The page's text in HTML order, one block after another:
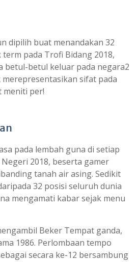
dipilih buat menandakan 32
pada Trofi Bidang 2018,
betul-betul keluar pada negara2
merepresentasikan sifat pada
meniti per!
pada lembah guna di setiap
2018, beserta gamer
tanah air asing. Sedikit
32 posisi seluruh dunia
mengamati kabar sejak menu
Beker Tempat ganda,
1986. Perlombaan tempo
secara ke-12 bersambung